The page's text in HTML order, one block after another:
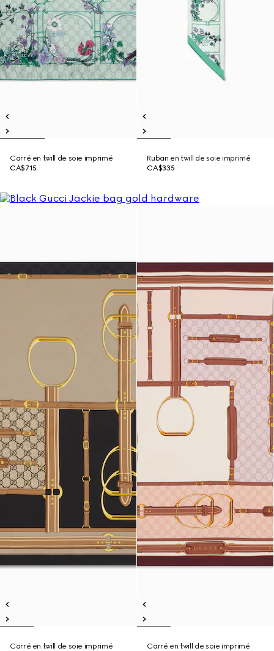
Carré en twill de soie imprimé
CA$715
Ruban en twill de soie imprimé
CA$335
Carré en twill de soie imprimé
Carré en twill de soie imprimé